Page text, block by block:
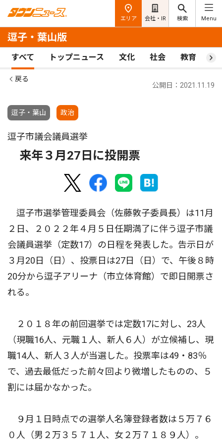
エリア 会社・IR 検索 Menu
逗子・葉山版
すべて トップニュース 文化 社会 教育 ス
戻る
逗子・葉山 政治
公開日：2021.11.19
逗子市議会議員選挙
来年３月27日に投開票
逗子市選挙管理委員会（佐藤敦子委員長）は11月
２日、２０２２年４月５日任期満了に伴う逗子市議
会議員選挙（定数17）の日程を発表した。告示日が
３月20日（日）、投票日は27日（日）で、午後８時
20分から逗子アリーナ（市立体育館）で即日開票さ
れる。
２０１８年の前回選挙では定数17に対し、23人
（現職16人、元職１人、新人６人）が立候補し、現
職14人、新人３人が当選した。投票率は49・83％
で、過去最低だった前々回より微増したものの、５
割には届かなかった。
９月１日時点での選挙人名簿登録者数は５万７６
０人（男２万３５７１人、女２万７１８９人）。